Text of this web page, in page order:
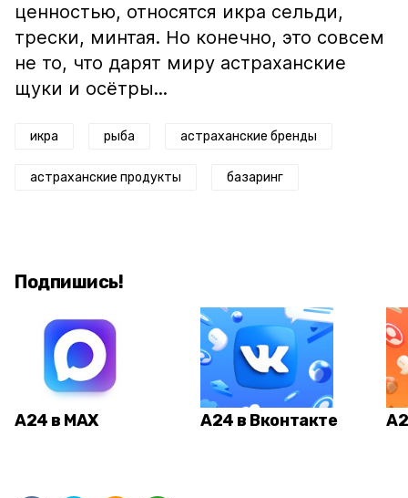
ценностью, относятся икра сельди,
трески, минтая. Но конечно, это совсем
не то, что дарят миру астраханские
щуки и осётры...
икра рыба астраханские бренды
астраханские продукты базаринг
Подпишись!
А24 в MAX А24 в Вконтакте